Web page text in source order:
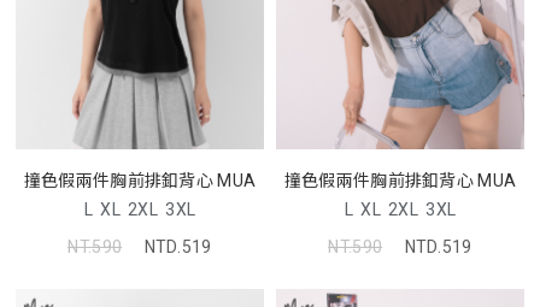
撞色假兩件胸前排釦背心 MUA
L XL 2XL 3XL
NT.590
NTD.519
撞色假兩件胸前排釦背心 MUA
L XL 2XL 3XL
NT.590
NTD.519